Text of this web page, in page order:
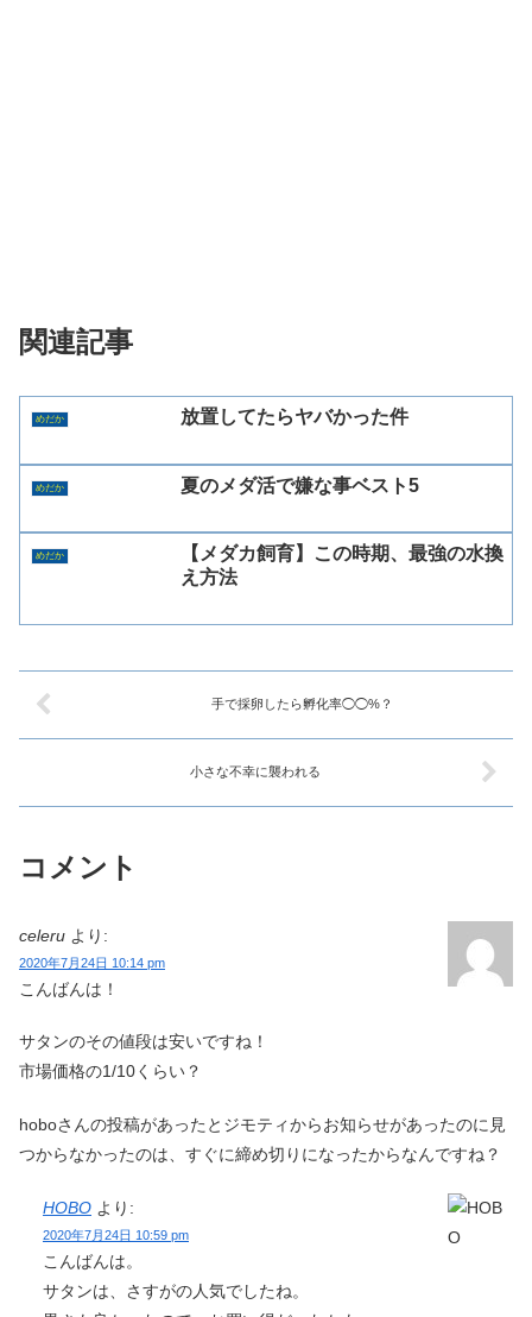
関連記事
めだか 放置してたらヤバかった件
めだか 夏のメダ活で嫌な事ベスト5
めだか
【メダカ飼育】この時期、最強の水換
え方法
手で採卵したら孵化率◯◯%？
小さな不幸に襲われる
コメント
celeru より:
2020年7月24日 10:14 pm
こんばんは！
サタンのその値段は安いですね！
市場価格の1/10くらい？
hoboさんの投稿があったとジモティからお知らせがあったのに見
つからなかったのは、すぐに締め切りになったからなんですね？
HOBO より:
2020年7月24日 10:59 pm
こんばんは。
サタンは、さすがの人気でしたね。